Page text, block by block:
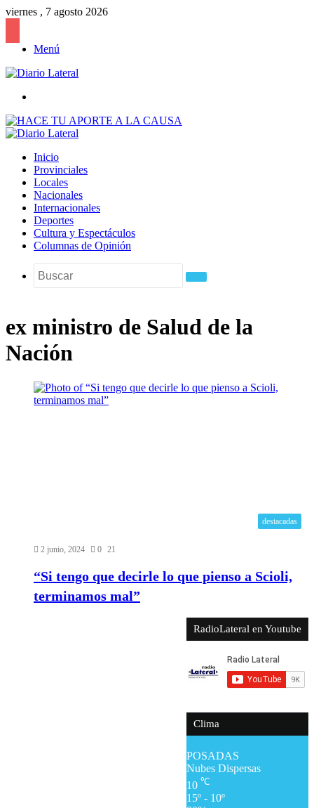
viernes , 7 agosto 2026
Menú
Inicio
Provinciales
Locales
Nacionales
Internacionales
Deportes
Cultura y Espectáculos
Columnas de Opinión
Buscar
ex ministro de Salud de la
Nación
destacadas
2 junio, 2024 0 21
“Si tengo que decirle lo que pienso a Scioli,
terminamos mal”
RadioLateral en Youtube
Clima
POSADAS
Nubes Dispersas
10 ℃
15º - 10º